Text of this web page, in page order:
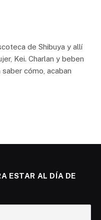
de Shibuya y allí
Kei. Charlan y beben
cómo, acaban
ESTAR AL DÍA DE